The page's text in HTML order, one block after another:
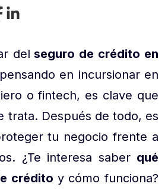
del seguro de crédito en
en incursionar en
o fintech, es clave que
trata. Después de todo, es
tu negocio frente a
¿Te interesa saber qué
crédito y cómo funciona?